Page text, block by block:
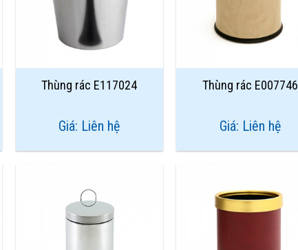
Thùng rác E117024
Giá: Liên hệ
Thùng rác E007746
Giá: Liên hệ